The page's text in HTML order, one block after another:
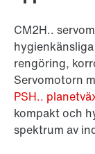
CM2H..
rengöring,
Servomotorn
PSH..
kompakt och
spektrum av